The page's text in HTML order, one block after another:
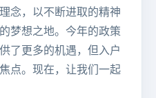
念，以不断进取的精神
梦想之地。今年的政策
了更多的机遇，但入户
点。现在，让我们一起